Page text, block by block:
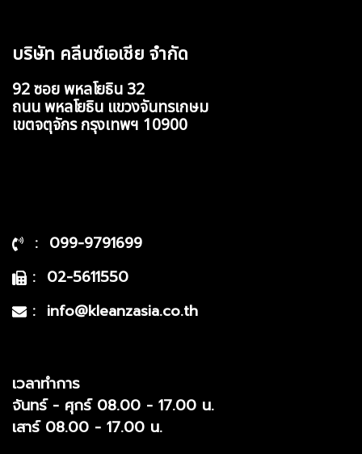
บริษัท คลีนซ์เอเชีย จำกัด
92 ซอย พหลโยธิน 32
ถนน พหลโยธิน แขวงจันทรเกษม
เขตจตุจักร กรุงเทพฯ 10900
: 099-9791699
: 02-5611550
: info@kleanzasia.co.th
เวลาทำการ
จันทร์ - ศุกร์ 08.00 - 17.00 น.
เสาร์ 08.00 - 17.00 น.